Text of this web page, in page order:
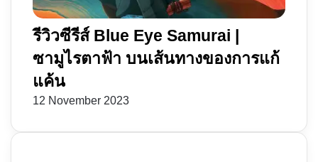
รีวิวซีรีส์ Blue Eye Samurai |
ซามูไรตาฟ้า บนเส้นทางของการแก้
แค้น
12 November 2023